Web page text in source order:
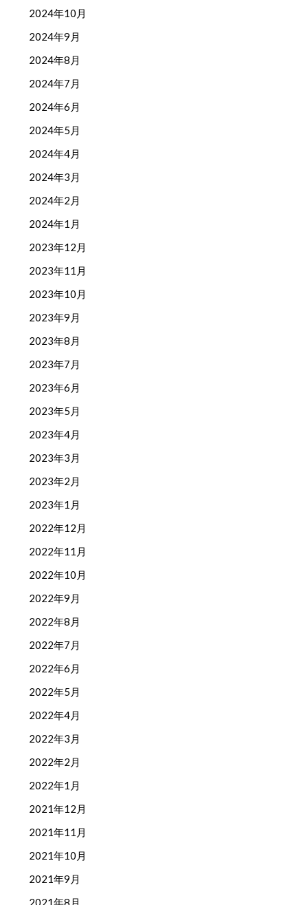
2024年10月
2024年9月
2024年8月
2024年7月
2024年6月
2024年5月
2024年4月
2024年3月
2024年2月
2024年1月
2023年12月
2023年11月
2023年10月
2023年9月
2023年8月
2023年7月
2023年6月
2023年5月
2023年4月
2023年3月
2023年2月
2023年1月
2022年12月
2022年11月
2022年10月
2022年9月
2022年8月
2022年7月
2022年6月
2022年5月
2022年4月
2022年3月
2022年2月
2022年1月
2021年12月
2021年11月
2021年10月
2021年9月
2021年8月